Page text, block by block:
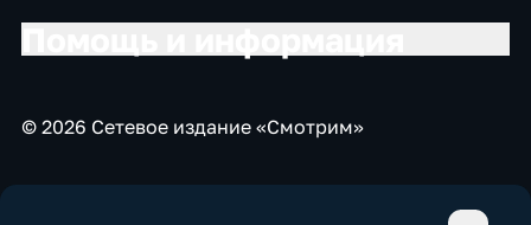
© 2026 Сетевое издание «Смотрим»